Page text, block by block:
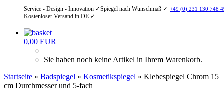
Service - Design - Innovation ✓Spiegel nach Wunschmaß ✓ +49 (0) 231 130 748
Kostenloser Versand in DE ✓
0,00 EUR
Sie haben noch keine Artikel in Ihrem Warenkorb.
Startseite » Badspiegel » Kosmetikspiegel » Klebespiegel Chrom 15
cm Durchmesser und 5-fach